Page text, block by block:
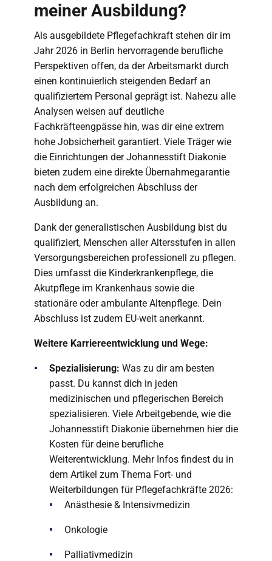
meiner Ausbildung?
Als ausgebildete Pflegefachkraft stehen dir im
Jahr 2026 in Berlin hervorragende berufliche
Perspektiven offen, da der Arbeitsmarkt durch
einen kontinuierlich steigenden Bedarf an
qualifiziertem Personal geprägt ist. Nahezu alle
Analysen weisen auf deutliche
Fachkräfteengpässe hin, was dir eine extrem
hohe Jobsicherheit garantiert. Viele Träger wie
die Einrichtungen der Johannesstift Diakonie
bieten zudem eine direkte Übernahmegarantie
nach dem erfolgreichen Abschluss der
Ausbildung an.
Dank der generalistischen Ausbildung bist du
qualifiziert, Menschen aller Altersstufen in allen
Versorgungsbereichen professionell zu pflegen.
Dies umfasst die Kinderkrankenpflege, die
Akutpflege im Krankenhaus sowie die
stationäre oder ambulante Altenpflege. Dein
Abschluss ist zudem EU-weit anerkannt.
Weitere Karriereentwicklung und Wege:
Spezialisierung: Was zu dir am besten
passt. Du kannst dich in jeden
medizinischen und pflegerischen Bereich
spezialisieren. Viele Arbeitgebende, wie die
Johannesstift Diakonie übernehmen hier die
Kosten für deine berufliche
Weiterentwicklung. Mehr Infos findest du in
dem Artikel zum Thema Fort- und
Weiterbildungen für Pflegefachkräfte 2026:
Anästhesie & Intensivmedizin
Onkologie
Palliativmedizin